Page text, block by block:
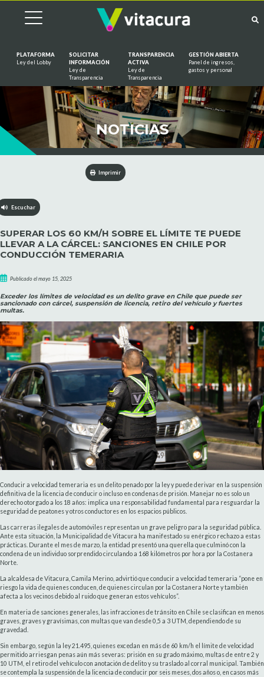
PLATAFORMA
Ley del Lobby
SOLICITAR
INFORMACIÓN
Ley de
Transparencia
TRANSPARENCIA
ACTIVA
Ley de
Transparencia
GESTIÓN ABIERTA
Panel de ingresos,
gastos y personal
NOTICIAS
Imprimir
Escuchar
SUPERAR LOS 60 KM/H SOBRE EL LÍMITE TE PUEDE
LLEVAR A LA CÁRCEL: SANCIONES EN CHILE POR
CONDUCCIÓN TEMERARIA
Publicado el mayo 15, 2025
Exceder los límites de velocidad es un delito grave en Chile que puede ser
sancionado con cárcel, suspensión de licencia, retiro del vehículo y fuertes
multas.
Conducir a velocidad temeraria es un delito penado por la ley y puede derivar en la suspensión
definitiva de la licencia de conducir o incluso en condenas de prisión. Manejar no es solo un
derecho otorgado a los 18 años: implica una responsabilidad fundamental para resguardar la
seguridad de peatones y otros conductores en los espacios públicos.
Las carreras ilegales de automóviles representan un grave peligro para la seguridad pública.
Ante esta situación, la Municipalidad de Vitacura ha manifestado su enérgico rechazo a estas
prácticas. Durante el mes de marzo, la entidad presentó una querella que culminó con la
condena de un individuo sorprendido circulando a 168 kilómetros por hora por la Costanera
Norte.
La alcaldesa de Vitacura, Camila Merino, advirtió que conducir a velocidad temeraria “pone en
riesgo la vida de quienes conducen, de quienes circulan por la Costanera Norte y también
afecta a los vecinos debido al ruido que generan estos vehículos”.
En materia de sanciones generales, las infracciones de tránsito en Chile se clasifican en menos
graves, graves y gravísimas, con multas que van desde 0,5 a 3 UTM, dependiendo de su
gravedad.
Sin embargo, según la ley 21.495, quienes excedan en más de 60 km/h el límite de velocidad
permitido arriesgan penas aún más severas: prisión en su grado máximo, multas de entre 2 y
10 UTM, el retiro del vehículo con anotación de delito y su traslado al corral municipal. También
se contempla la suspensión de la licencia de conducir por seis meses, dos años o, en casos más